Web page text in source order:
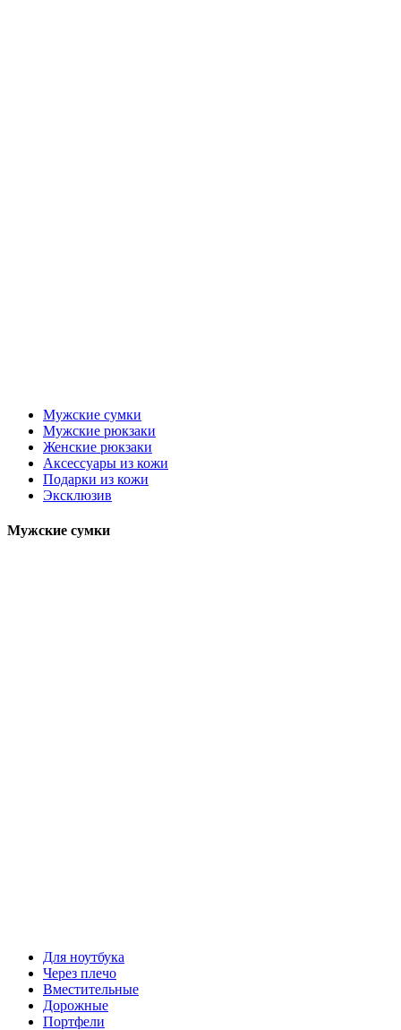
Мужские сумки
Мужские рюкзаки
Женские рюкзаки
Аксессуары из кожи
Подарки из кожи
Эксклюзив
Мужские сумки
Для ноутбука
Через плечо
Вместительные
Дорожные
Портфели